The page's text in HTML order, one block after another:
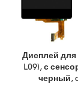
Дисплей для
L09), с
черный,